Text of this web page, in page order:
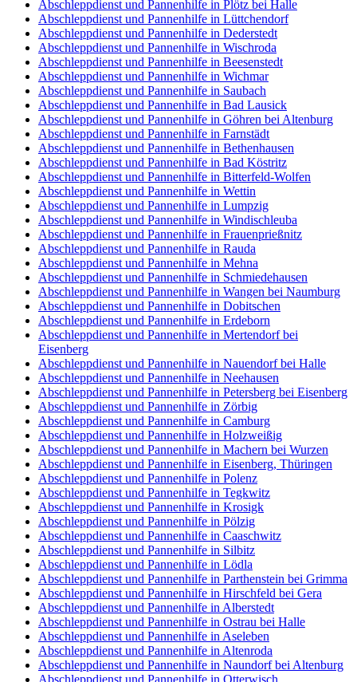
Abschleppdienst und Pannenhilfe in Plötz bei Halle
Abschleppdienst und Pannenhilfe in Lüttchendorf
Abschleppdienst und Pannenhilfe in Dederstedt
Abschleppdienst und Pannenhilfe in Wischroda
Abschleppdienst und Pannenhilfe in Beesenstedt
Abschleppdienst und Pannenhilfe in Wichmar
Abschleppdienst und Pannenhilfe in Saubach
Abschleppdienst und Pannenhilfe in Bad Lausick
Abschleppdienst und Pannenhilfe in Göhren bei Altenburg
Abschleppdienst und Pannenhilfe in Farnstädt
Abschleppdienst und Pannenhilfe in Bethenhausen
Abschleppdienst und Pannenhilfe in Bad Köstritz
Abschleppdienst und Pannenhilfe in Bitterfeld-Wolfen
Abschleppdienst und Pannenhilfe in Wettin
Abschleppdienst und Pannenhilfe in Lumpzig
Abschleppdienst und Pannenhilfe in Windischleuba
Abschleppdienst und Pannenhilfe in Frauenprießnitz
Abschleppdienst und Pannenhilfe in Rauda
Abschleppdienst und Pannenhilfe in Mehna
Abschleppdienst und Pannenhilfe in Schmiedehausen
Abschleppdienst und Pannenhilfe in Wangen bei Naumburg
Abschleppdienst und Pannenhilfe in Dobitschen
Abschleppdienst und Pannenhilfe in Erdeborn
Abschleppdienst und Pannenhilfe in Mertendorf bei
Eisenberg
Abschleppdienst und Pannenhilfe in Nauendorf bei Halle
Abschleppdienst und Pannenhilfe in Neehausen
Abschleppdienst und Pannenhilfe in Petersberg bei Eisenberg
Abschleppdienst und Pannenhilfe in Zörbig
Abschleppdienst und Pannenhilfe in Camburg
Abschleppdienst und Pannenhilfe in Holzweißig
Abschleppdienst und Pannenhilfe in Machern bei Wurzen
Abschleppdienst und Pannenhilfe in Eisenberg, Thüringen
Abschleppdienst und Pannenhilfe in Polenz
Abschleppdienst und Pannenhilfe in Tegkwitz
Abschleppdienst und Pannenhilfe in Krosigk
Abschleppdienst und Pannenhilfe in Pölzig
Abschleppdienst und Pannenhilfe in Caaschwitz
Abschleppdienst und Pannenhilfe in Silbitz
Abschleppdienst und Pannenhilfe in Lödla
Abschleppdienst und Pannenhilfe in Parthenstein bei Grimma
Abschleppdienst und Pannenhilfe in Hirschfeld bei Gera
Abschleppdienst und Pannenhilfe in Alberstedt
Abschleppdienst und Pannenhilfe in Ostrau bei Halle
Abschleppdienst und Pannenhilfe in Aseleben
Abschleppdienst und Pannenhilfe in Altenroda
Abschleppdienst und Pannenhilfe in Naundorf bei Altenburg